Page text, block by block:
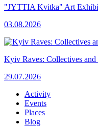
"JYTTIA Kvitka" Art
03.08.2026
Kyiv Raves: Collectives
29.07.2026
Activity
Events
Places
Blog